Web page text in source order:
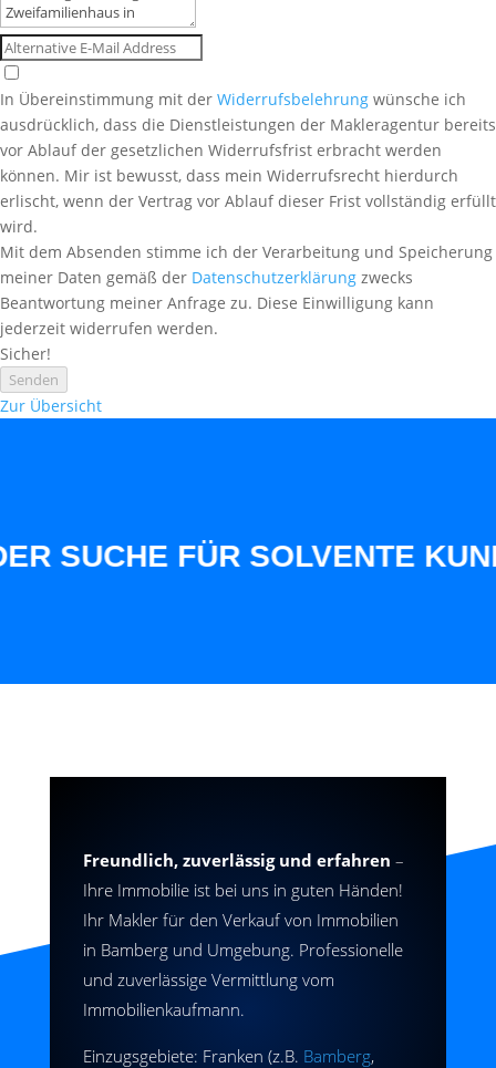
In Übereinstimmung mit der Widerrufsbelehrung wünsche ich
ausdrücklich, dass die Dienstleistungen der Makleragentur bereits
vor Ablauf der gesetzlichen Widerrufsfrist erbracht werden
können. Mir ist bewusst, dass mein Widerrufsrecht hierdurch
erlischt, wenn der Vertrag vor Ablauf dieser Frist vollständig erfüllt
wird.
Mit dem Absenden stimme ich der Verarbeitung und Speicherung
meiner Daten gemäß der Datenschutzerklärung zwecks
Beantwortung meiner Anfrage zu. Diese Einwilligung kann
jederzeit widerrufen werden.
Sicher!
Senden
Zur Übersicht
FÜR SOLVENTE
Freundlich, zuverlässig und erfahren –
Ihre Immobilie ist bei uns in guten Händen!
Ihr Makler für den Verkauf von Immobilien
in Bamberg und Umgebung. Professionelle
und zuverlässige Vermittlung vom
Immobilienkaufmann.
Einzugsgebiete: Franken (z.B. Bamberg,